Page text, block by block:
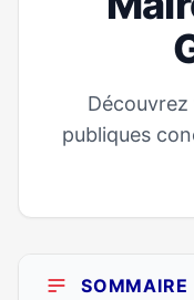
publiques
SOMMAIRE